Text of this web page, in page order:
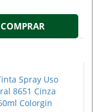
COMPRAR